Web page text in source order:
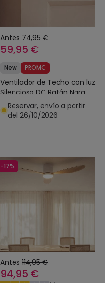
Antes 74,95 €
59,95 €
New PROMO
Ventilador de Techo con luz
Silencioso DC Ratán Nara
Reservar, envío a partir
del 26/10/2026
-17%
Antes 114,95 €
94,95 €